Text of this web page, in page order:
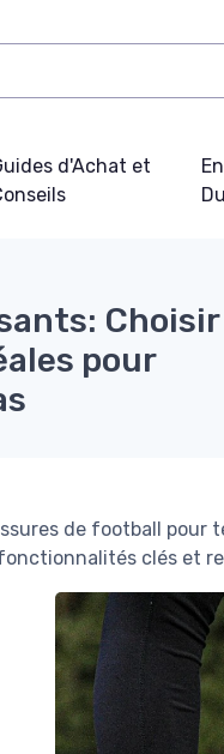
d'Achat et
pour
de football pour
clés et